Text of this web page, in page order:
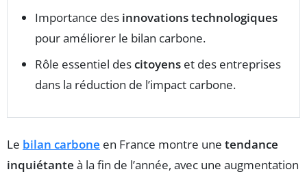
Importance des innovations technologiques
pour améliorer le bilan carbone.
Rôle essentiel descitoyens et des entreprises
dans la réduction de l’impact carbone.
Le bilan carbone en France montre une tendance
inquiétante à la fin de l’année, avec une augmentation